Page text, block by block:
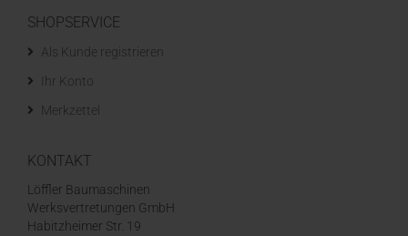
SHOPSERVICE
Als Kunde registrieren
Ihr Konto
Merkzettel
KONTAKT
Löffler Baumaschinen
Werksvertretungen GmbH
Habitzheimer Str. 19